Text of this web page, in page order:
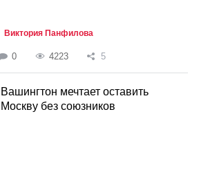
Виктория Панфилова
0 4223 5
Вашингтон мечтает оставить
Москву без союзников